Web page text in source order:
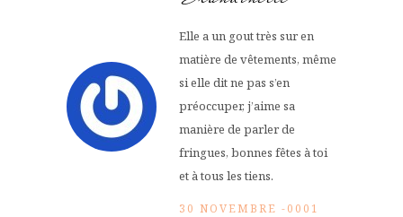
Elle a un gout très sur en
matière de vêtements, même
si elle dit ne pas s’en
préoccuper, j’aime sa
manière de parler de
fringues, bonnes fêtes à toi
et à tous les tiens.
30 NOVEMBRE -0001